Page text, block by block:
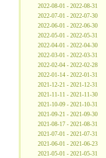
2022-08-01 - 2022-08-31
2022-07-01 - 2022-07-30
2022-06-01 - 2022-06-30
2022-05-01 - 2022-05-31
2022-04-01 - 2022-04-30
2022-03-01 - 2022-03-31
2022-02-04 - 2022-02-28
2022-01-14 - 2022-01-31
2021-12-21 - 2021-12-31
2021-11-11 - 2021-11-30
2021-10-09 - 2021-10-31
2021-09-21 - 2021-09-30
2021-08-17 - 2021-08-31
2021-07-01 - 2021-07-31
2021-06-01 - 2021-06-23
2021-05-01 - 2021-05-31